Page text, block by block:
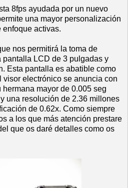
8fps ayudada por un nuevo
una mayor personalización
enfoque activas.
nos permitirá la toma de
pantalla LCD de 3 pulgadas y
Esta pantalla es abatible como
visor electrónico se anuncia con
mayor de 0.005 seg
una resolución de 2.36 millones
de 0.62x. Como siempre
a los que más atención prestare
que os daré detalles como os